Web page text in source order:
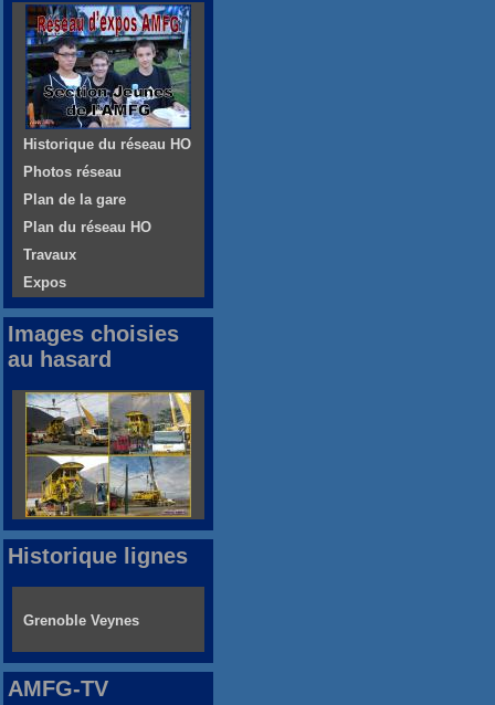
Historique du réseau HO
Photos réseau
Plan de la gare
Plan du réseau HO
Travaux
Expos
Images choisies
au hasard
Historique lignes
Grenoble Veynes
AMFG-TV